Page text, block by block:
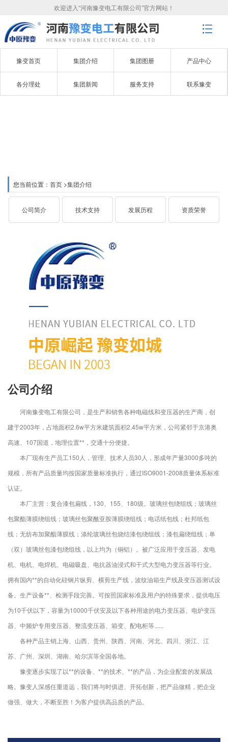
欢迎进入“河南豫变电工有限公司”官方网站！
豫变首页 集团介绍 集团图册 产品中心
各分理处 集团新闻 服务支持 联系豫变
您当前位置：首页 >集团介绍
公司简介 技术支持 发展历程 资质荣誉
公司介绍
河南豫变电工有限公司，是生产和销售各种电磁线和变压器的生产商，创
建于2003年， 占地面积2.6w平方米建筑面积2.45w平方米 ，公司紧邻于京港奥
高速、107国道，地理位置**，交通十分便捷。
本厂现有生产员工150人，管理、技术人员30人，形成年产量3000多吨的
规模，所有产品质量均按国家质量标准执行，通过ISO9001-2008质量体系标准
认证。
本厂主营：复合漆包扁线，130、155、180级。玻璃丝包绕组线；玻璃丝
包聚酯薄膜绕组线；玻璃丝包聚酰亚胺薄膜绕组线；电话纸包线；杜邦纸包
线；无纺布加聚酯薄膜线；涤纶玻璃丝包烧结漆包绕组线；漆包扁绕组线；单
（双）玻璃丝包漆包绕组线，以上均为（铜铝）。被广泛应用于变压器、发电
机、电机、电焊机、电磁吸盘、电抗器油浸式和干式大型电力变压器等行业。
拥有国内**的自动化硅钢片纵剪、横剪生产线，波纹油箱生产线及变压器测试设
备。生产设备**、检测手段完善。可按照国家标准及用户的特殊要求，提供电压
为10千伏以下，容量为10000千伏安及以下各种用途的电力变压器、电炉变压
器、中频炉专用变压器、整流变压器、箱变、配电柜等......
各种产品主销上海、山西、贵州、陕西、河南、河北、四川、浙江、江
苏、广州、深圳、湖南、哈尔滨等全国各地。
豫变逐步实现了以**的设备、**的技术、**的产品，为企业配套的发展战
略。豫变人深感任重道远，我们将与时俱进、开拓创新，把产品做精，把企业
做强、做大，不断至胜！为客户提供高品质的产品。